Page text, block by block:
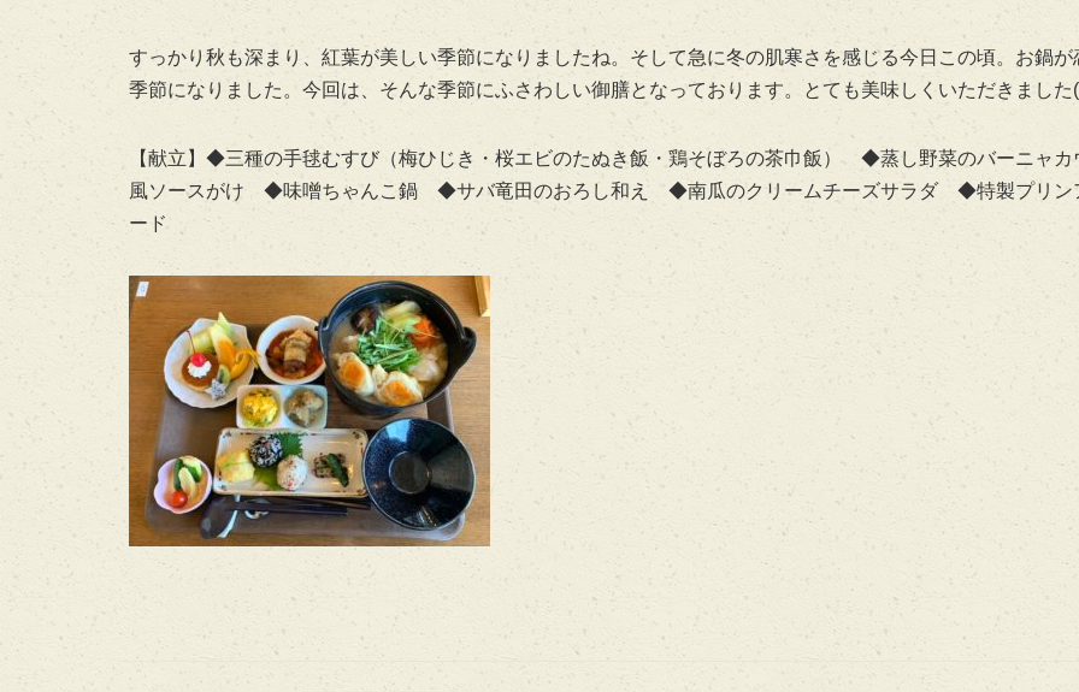
すっかり秋も深まり、紅葉が美しい季節になりましたね。そして急に冬の肌寒さを感じる今日この頃。お鍋が
季節になりました。今回は、そんな季節にふさわしい御膳となっております。とても美味しくいただきました
【献立】◆三種の手毬むすび（梅ひじき・桜エビのたぬき飯・鶏そぼろの茶巾飯） ◆蒸し野菜のバーニャカ
風ソースがけ ◆味噌ちゃんこ鍋 ◆サバ竜田のおろし和え ◆南瓜のクリームチーズサラダ ◆特製プリン
ード